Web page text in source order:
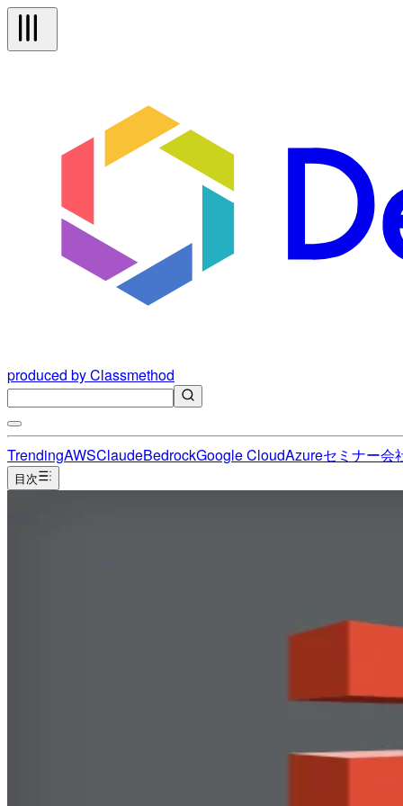
produced by Classmethod
TrendingAWSClaudeBedrockGoogle CloudAzureセミナー会
目次